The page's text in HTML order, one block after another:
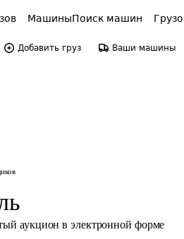
МашиныПоиск машин
Добавить груз Ваши машины
аукцион в электронной форме